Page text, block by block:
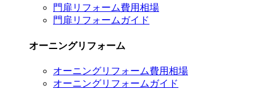
門扉リフォーム費用相場
門扉リフォームガイド
オーニングリフォーム
オーニングリフォーム費用相場
オーニングリフォームガイド